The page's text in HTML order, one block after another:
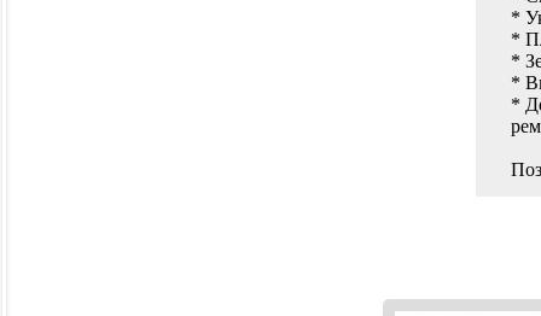
*
*
*
*
*